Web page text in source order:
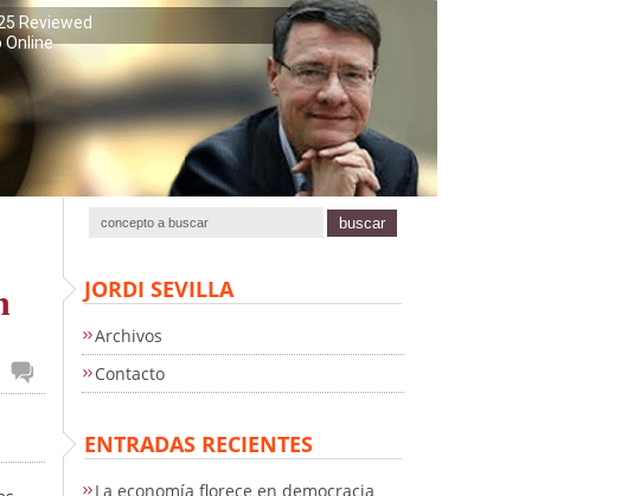
Reviewed
Online
JORDI SEVILLA
Archivos
Contacto
ENTRADAS RECIENTES
La economía florece en democracia